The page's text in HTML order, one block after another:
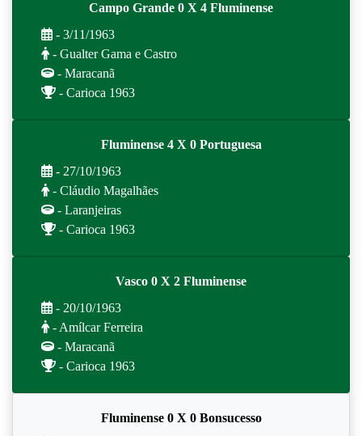
Campo Grande 0 X 4 Fluminense
- 3/11/1963
- Gualter Gama e Castro
- Maracanã
- Carioca 1963
Fluminense 4 X 0 Portuguesa
- 27/10/1963
- Cláudio Magalhães
- Laranjeiras
- Carioca 1963
Vasco 0 X 2 Fluminense
- 20/10/1963
- Amílcar Ferreira
- Maracanã
- Carioca 1963
Fluminense 0 X 0 Bonsucesso